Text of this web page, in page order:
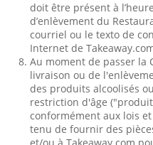
doit être présent à
d’enlèvement du
courriel ou le texto de
Internet de
Au moment de passer la
livraison ou de
des produits alcoolisés
restriction d'âge
conformément aux lois
tenu de fournir des